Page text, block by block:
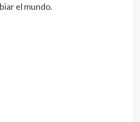
el mundo.